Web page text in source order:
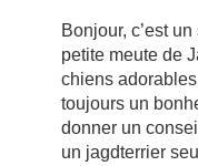
Bonjour, c’est
petite meute de
chiens
toujours un
donner un
un jagdterrier